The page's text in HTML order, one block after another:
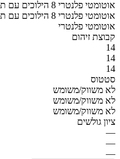
אוטומטי פלנטרי 8 הילוכים עם תפעול אלקטרוני
אוטומטי פלנטרי 8 הילוכים עם תפעול אלקטרוני
אוטומטי פלנטרי
קבוצת זיהום
14
14
14
סטטוס
לא משווק/משומש
לא משווק/משומש
לא משווק/משומש
ציון גולשים
—
—
—